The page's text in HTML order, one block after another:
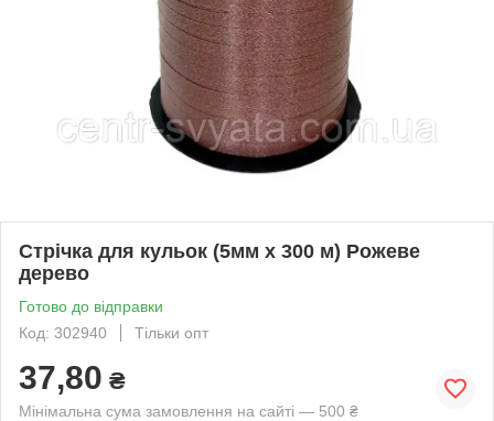
Стрічка для кульок (5мм х 300 м) Рожеве
дерево
Готово до відправки
Код: 302940
Тільки опт
37,80 ₴
Мінімальна сума замовлення на сайті — 500 ₴